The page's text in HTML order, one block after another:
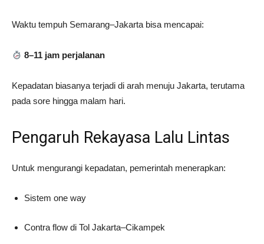
Waktu tempuh Semarang–Jakarta bisa mencapai:
8–11 jam perjalanan
Kepadatan biasanya terjadi di arah menuju Jakarta, terutama
pada sore hingga malam hari.
Pengaruh Rekayasa Lalu Lintas
Untuk mengurangi kepadatan, pemerintah menerapkan:
Sistem one way
Contra flow di Tol Jakarta–Cikampek